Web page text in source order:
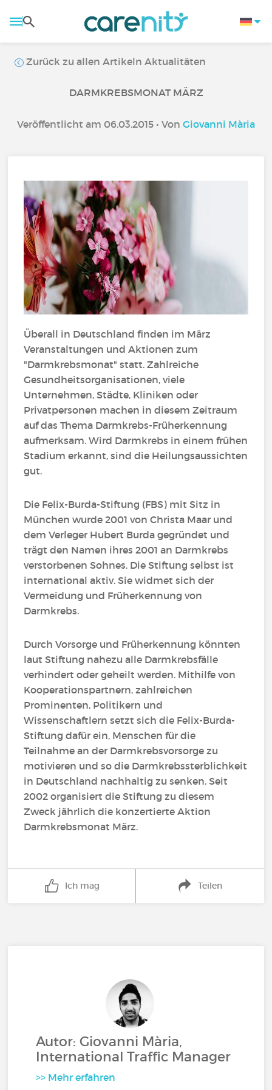
Zurück zu allen Artikeln Aktualitäten
DARMKREBSMONAT MÄRZ
Veröffentlicht am 06.03.2015 • Von Giovanni Mària
Überall in Deutschland finden im März
Veranstaltungen und Aktionen zum
"Darmkrebsmonat" statt. Zahlreiche
Gesundheitsorganisationen, viele
Unternehmen, Städte, Kliniken oder
Privatpersonen machen in diesem Zeitraum
auf das Thema Darmkrebs-Früherkennung
aufmerksam. Wird Darmkrebs in einem frühen
Stadium erkannt, sind die Heilungsaussichten
gut.
Die Felix-Burda-Stiftung (FBS) mit Sitz in
München wurde 2001 von Christa Maar und
dem Verleger Hubert Burda gegründet und
trägt den Namen ihres 2001 an Darmkrebs
verstorbenen Sohnes. Die Stiftung selbst ist
international aktiv. Sie widmet sich der
Vermeidung und Früherkennung von
Darmkrebs.
Durch Vorsorge und Früherkennung könnten
laut Stiftung nahezu alle Darmkrebsfälle
verhindert oder geheilt werden. Mithilfe von
Kooperationspartnern, zahlreichen
Prominenten, Politikern und
Wissenschaftlern setzt sich die Felix-Burda-
Stiftung dafür ein, Menschen für die
Teilnahme an der Darmkrebsvorsorge zu
motivieren und so die Darmkrebssterblichkeit
in Deutschland nachhaltig zu senken. Seit
2002 organisiert die Stiftung zu diesem
Zweck jährlich die konzertierte Aktion
Darmkrebsmonat März.
Ich mag Teilen
Autor: Giovanni Mària,
International Traffic Manager
>> Mehr erfahren